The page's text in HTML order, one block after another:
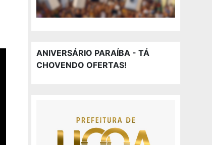
ANIVERSÁRIO PARAÍBA - TÁ
CHOVENDO OFERTAS!